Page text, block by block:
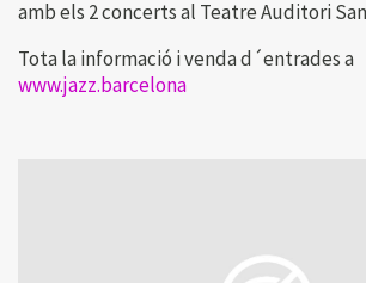
amb els 2 concerts al Teatre Auditori
Tota la informació i venda d´entrades a
www.jazz.barcelona